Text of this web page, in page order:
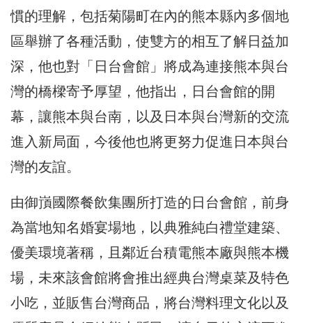
慣的理解，包括菊陽町在內的熊本縣內多個地
區舉辦了各種活動，使雙方的相互了解日益加
深，他也對「日台會館」將成為連接熊本與台
灣的橋樑寄予厚望，他指出，日台會館的開
幕，讓熊本與台南，以及日本與台灣新的交流
進入新局面，今後他也將更努力促進日本與台
灣的友誼。
由御嵿國際餐飲集團所打造的日台會館，前身
為當地知名婚宴場地，以典雅純白禮堂建築、
優美環境著稱，且鄰近台積電熊本廠與熊本機
場，未來該會館將會推出經典台灣桌菜及特色
小吃，並販售台灣商品，將台灣料理文化以及